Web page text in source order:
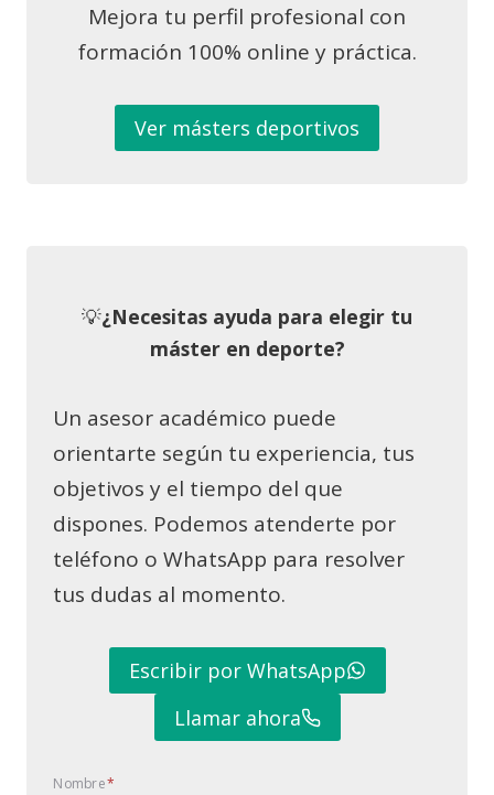
Mejora tu perfil profesional con
formación 100% online y práctica.
Ver másters deportivos
💡¿Necesitas ayuda para elegir tu
máster en deporte?
Un asesor académico puede
orientarte según tu experiencia, tus
objetivos y el tiempo del que
dispones. Podemos atenderte por
teléfono o WhatsApp para resolver
tus dudas al momento.
Escribir por WhatsApp
Llamar ahora
Nombre*